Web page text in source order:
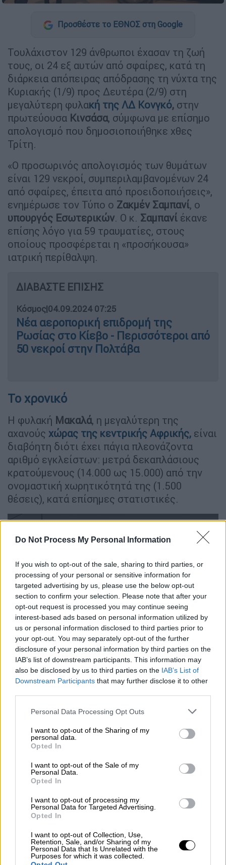
Do Not Process My Personal Information
If you wish to opt-out of the sale, sharing to third parties, or
processing of your personal or sensitive information for
targeted advertising by us, please use the below opt-out
section to confirm your selection. Please note that after your
opt-out request is processed you may continue seeing
interest-based ads based on personal information utilized by
us or personal information disclosed to third parties prior to
your opt-out. You may separately opt-out of the further
disclosure of your personal information by third parties on the
IAB’s list of downstream participants. This information may
also be disclosed by us to third parties on the IAB’s List of
Downstream Participants that may further disclose it to other
Please note that this website/app uses one or more Google
not limited to your visit or usage behaviour. You may click to
grant or deny consent to Google and its third-party tags to
use your data for below specified purposes in below Google
consent section.
Personal Data Processing Opt Outs
I want to opt-out of the Sharing of my
personal data.
Opted In
I want to opt-out of the Sale of my
Personal Data.
Opted In
I want to opt-out of processing my
Personal Data for Targeted Advertising.
Opted In
I want to opt-out of Collection, Use,
Retention, Sale, and/or Sharing of my
Personal Data that Is Unrelated with the
Purposes for which it was collected.
Προσθέστε το ΕΘΝΟΣ στη Google
Τουλάχιστον 129 άνθρωποι έχασαν τη ζωή
τους, οι 24 εξ αυτών από σφαίρες, κατά τη
διάρκεια απόπειρας απόδρασης τη νύχτα της
Κυριακής (1/9) προς Δευτέρα (2/9) στη
μεγαλύτερη φυλακή της ΛΔ Κονγκό, στην
πρωτεύουσα Κινσάσα, σύμφωνα με επίσημο
απολογισμό που δημοσιοποιήθηκε χθες
Τρίτη.
«Ο προσωρινός απολογισμός των θυμάτων
είναι 129 νεκροί, συμπεριλαμβανομένων 24
από σφαίρες, έπειτα από προειδοποιήσεις»,
ενημέρωσε τον Τύπο ο Ζακμέν Σαμπανί, ο
υπουργός Εσωτερικών. Ο κ. Σαμπανί έκανε
επίσης λόγο για 59 τραυματίες, στους
οποίους προσφέρεται η «προσήκουσα»
ιατρική περίθαλψη.
ΔΙΑΒΑΣΤΕ ΕΠΙΣΗΣ
Κόσμος|04.09.2024 07:25
Νέα αεροπορική επιδρομή της
Ρωσίας στο Κίεβο - Περισσότεροι από
50 νεκροί στην Πολτάβα
Το χρονικό
Η φυλακή Μακαλά, η μεγαλύτερη της
αχανούς χώρας της κεντρικής Αφρικής, είναι
διαβόητη διότι έχει πάγια πλεονάζοντα
αριθμό εγκλείστων: μετρά δεκαπλάσιους
κρατούμενους (14.000 ως 15.000) από την
ονομαστική χωρητικότητά της (1.500
θέσεις), κατά επίσημες στατιστικές.
video
Περί τις 02:00 το πρωί της Δευτέρας,
άρχισαν να ακούγονται πυροβολισμοί μέσα
στη φυλακή, σύμφωνα με περίοικους που
στη λαϊκή συνοικία της πρωτεύουσας όπου
βρίσκεται το κέντρο κράτησης, κατά τις
μαρτυρίες τους. Ο
είπε πως είδε οχήματα των δυνάμεων
επιβολής της τάξης να μεταφέρουν πτώματα
τις πρώτες πρωινές ώρες.
«Άκουσα πυροβολισμούς»
Σύμφωνα με τονυπουργό Εσωτερικών
Σαμπανί,που έκανε λόγο «ματαιωθείσα